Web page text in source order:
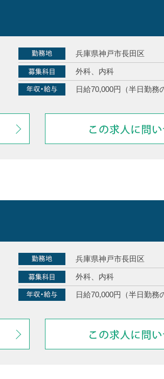
兵庫県神戸市長田区
外科、内科
日給70,000円（半日勤務
兵庫県神戸市長田区
外科、内科
日給70,000円（半日勤務